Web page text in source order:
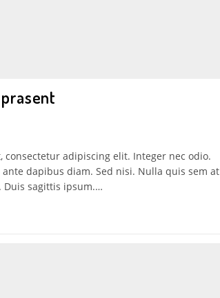
consectetur adipiscing elit. Integer nec odio.
dapibus diam. Sed nisi. Nulla quis sem at
sagittis ipsum.…